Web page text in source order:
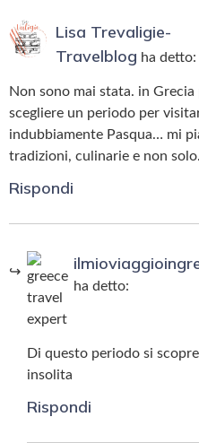
Lisa Trevaligie-
Travelblog ha detto:
Non sono mai stata. in
scegliere un periodo per
indubbiamente Pasqua… mi
tradizioni, culinarie e non solo.
Rispondi
ha detto:
Di questo periodo si
insolita
Rispondi